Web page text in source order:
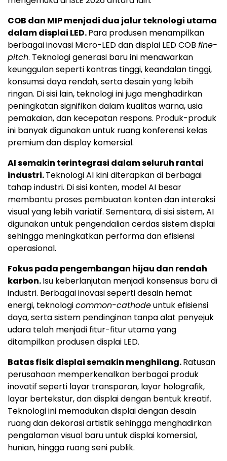
COB dan MIP menjadi dua jalur teknologi utama
dalam displai LED.Para produsen menampilkan
berbagai inovasi Micro-LED dan displai LED COB fine-
pitch. Teknologi generasi baru ini menawarkan
keunggulan seperti kontras tinggi, keandalan tinggi,
konsumsi daya rendah, serta desain yang lebih
ringan. Di sisi lain, teknologi ini juga menghadirkan
peningkatan signifikan dalam kualitas warna, usia
pemakaian, dan kecepatan respons. Produk-produk
ini banyak digunakan untuk ruang konferensi kelas
premium dan display komersial.
AI semakin terintegrasi dalam seluruh rantai
industri.Teknologi AI kini diterapkan di berbagai
tahap industri. Di sisi konten, model AI besar
membantu proses pembuatan konten dan interaksi
visual yang lebih variatif. Sementara, di sisi sistem, AI
digunakan untuk pengendalian cerdas sistem displai
sehingga meningkatkan performa dan efisiensi
operasional.
Fokus pada pengembangan hijau dan rendah
karbon.Isu keberlanjutan menjadi konsensus baru di
industri. Berbagai inovasi seperti desain hemat
energi, teknologicommon-cathodeuntuk efisiensi
daya, serta sistem pendinginan tanpa alat penyejuk
udara telah menjadi fitur-fitur utama yang
ditampilkan produsen displai LED.
Batas fisik displai semakin menghilang.Ratusan
perusahaan memperkenalkan berbagai produk
inovatif seperti layar transparan, layar holografik,
layar bertekstur, dan displai dengan bentuk kreatif.
Teknologi ini memadukan displai dengan desain
ruang dan dekorasi artistik sehingga menghadirkan
pengalaman visual baru untuk displai komersial,
hunian, hingga ruang seni publik.